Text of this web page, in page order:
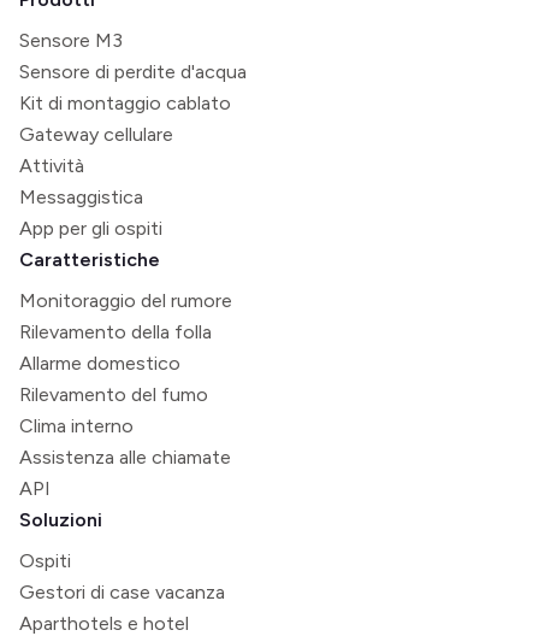
Sensore M3
Sensore di perdite d'acqua
Kit di montaggio cablato
Gateway cellulare
Attività
Messaggistica
App per gli ospiti
Caratteristiche
Monitoraggio del rumore
Rilevamento della folla
Allarme domestico
Rilevamento del fumo
Clima interno
Assistenza alle chiamate
API
Soluzioni
Ospiti
Gestori di case vacanza
Aparthotels e hotel